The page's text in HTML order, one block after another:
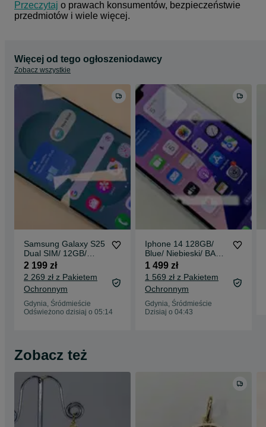
Przeczytaj o prawach konsumentów, bezpieczeństwie
przedmiotów i wiele więcej.
Więcej od tego ogłoszeniodawcy
Zobacz wszystkie
Samsung Galaxy S25
Dual SIM/ 12GB/
256GB/ Sparkling
Green/ BAT 100%/
Grade A-/ +
ładowarka/ gw do
31.01.27
2 199 zł
2 269 zł z Pakietem
Ochronnym
Gdynia, Śródmieście
Odświeżono dzisiaj o 05:14
Iphone 14 128GB/
Blue/ Niebieski/ BAT
86%/ Grade A- +
ładowarka
1 499 zł
1 569 zł z Pakietem
Ochronnym
Gdynia, Śródmieście
Dzisiaj o 04:43
Zobacz też